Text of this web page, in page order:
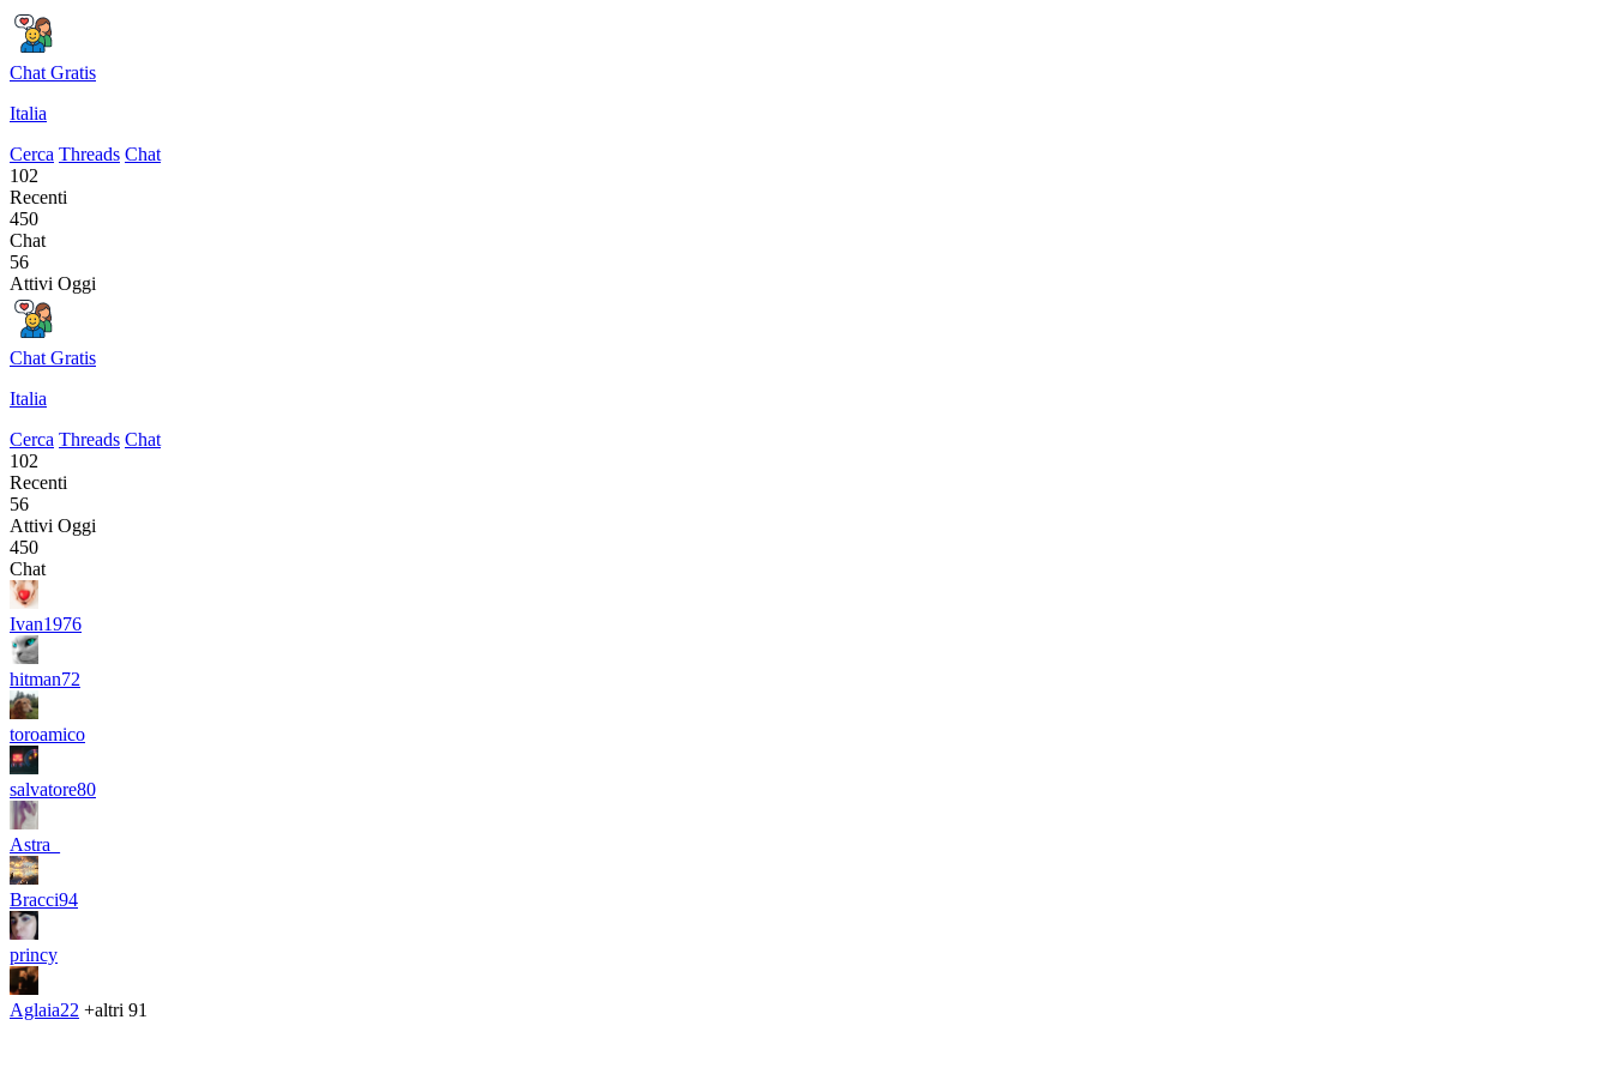
Chat Gratis
Italia
Cerca Threads Chat
102
Recenti
450
Chat
56
Attivi Oggi
Chat Gratis
Italia
Cerca Threads Chat
102
Recenti
56
Attivi Oggi
450
Chat
Ivan1976
hitman72
toroamico
salvatore80
Astra_
Bracci94
princy
Aglaia22 +altri 91